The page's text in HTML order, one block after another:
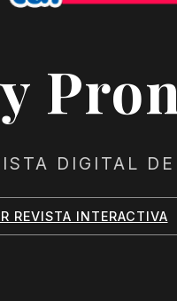
DIGITAL
REVISTA INTERACTIVA